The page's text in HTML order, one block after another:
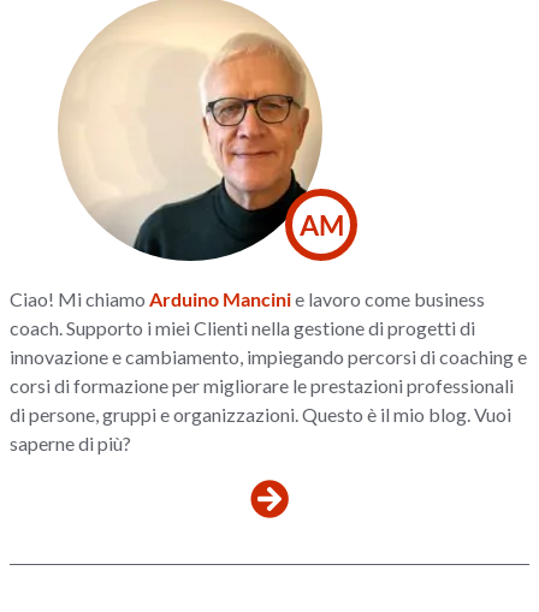
AM
Ciao! Mi chiamo Arduino Mancinie lavoro come business
coach. Supporto i miei Clienti nella gestione di progetti di
innovazione e cambiamento, impiegando percorsi di coaching e
corsi di formazione per migliorare le prestazioni professionali
di persone, gruppi e organizzazioni. Questo è il mio blog. Vuoi
saperne di più?